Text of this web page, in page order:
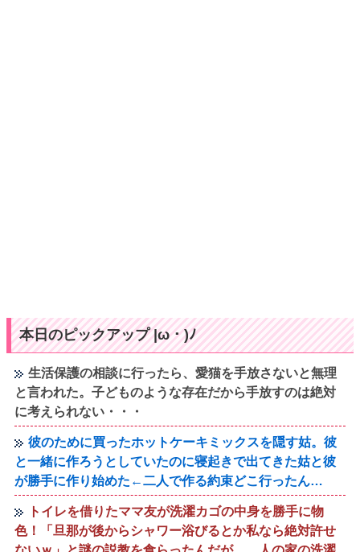
本日のピックアップ |ω・)ﾉ
生活保護の相談に行ったら、愛猫を手放さないと無理
と言われた。子どものような存在だから手放すのは絶対
に考えられない・・・
彼のために買ったホットケーキミックスを隠す姑。彼
と一緒に作ろうとしていたのに寝起きで出てきた姑と彼
が勝手に作り始めた←二人で作る約束どこ行ったん…
トイレを借りたママ友が洗濯カゴの中身を勝手に物
色！「旦那が後からシャワー浴びるとか私なら絶対許せ